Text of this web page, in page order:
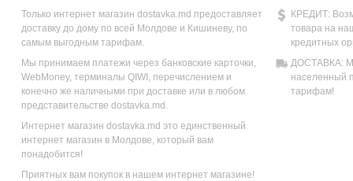
Только интернет магазин dostavka.md предоставляет
доставку до дому по всей Молдове и Кишиневу, по
самым выгодным тарифам.
Мы принимаем платежи через банковские карточки,
WebMoney, терминалы QIWI, перечислением и
конечно же наличными при доставке или в любом
представительстве dostavka.md.
Интернет магазин dostavka.md это единственный
интернет магазин в Молдове, который вам
понадобится!
Приятных вам покупок в нашем интернет магазине!
КРЕДИТ:
товара на
кредитных
ДОСТАВКА:
населенный
тарифам!